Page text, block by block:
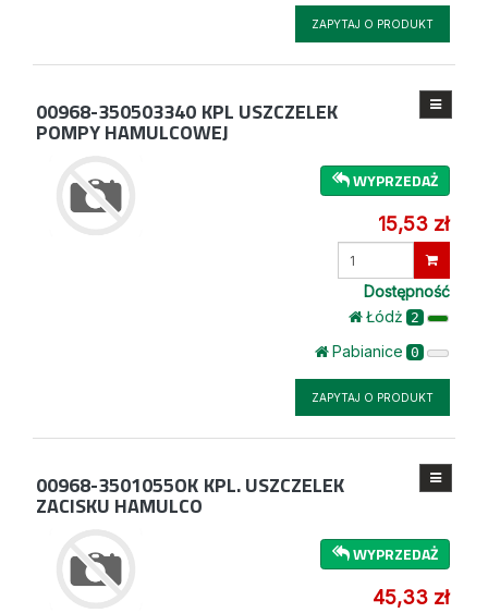
ZAPYTAJ O PRODUKT
00968-350503340 KPL USZCZELEK
POMPY HAMULCOWEJ
WYPRZEDAŻ
15,53 zł
Dostępność
Łódż 2
Pabianice 0
ZAPYTAJ O PRODUKT
00968-3501055OK KPL. USZCZELEK
ZACISKU HAMULCO
WYPRZEDAŻ
45,33 zł